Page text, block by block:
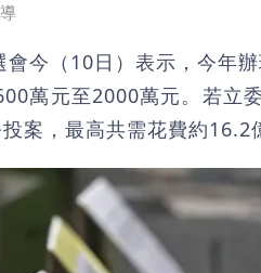
會今（10日）表示，今年
萬元至2000萬元。若立
案，最高共需花費約16.2